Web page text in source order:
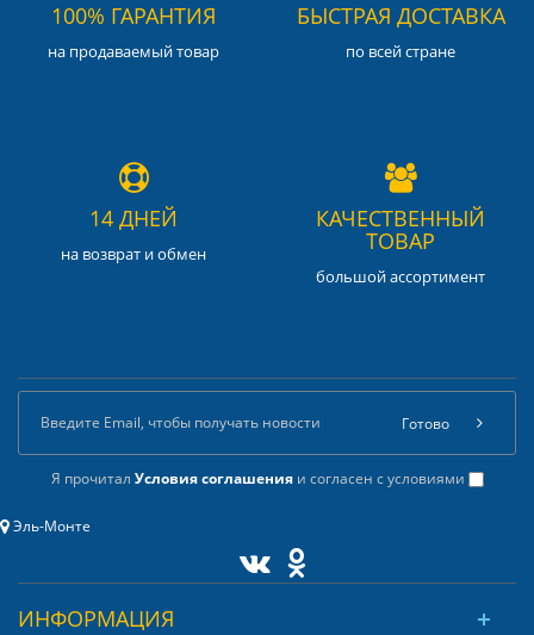
100% ГАРАНТИЯ
на продаваемый товар
БЫСТРАЯ ДОСТАВКА
по всей стране
14 ДНЕЙ
на возврат и обмен
КАЧЕСТВЕННЫЙ
ТОВАР
большой ассортимент
Я прочитал Условия соглашенияи согласен с условиями
Готово
Эль-Монте
ИНФОРМАЦИЯ